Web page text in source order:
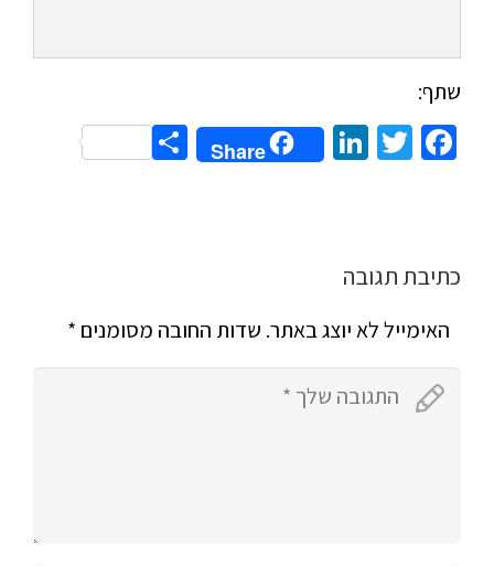
שתף:
Facebook
Twitter
LinkedIn
Share
Share
כתיבת תגובה
האימייל לא יוצג באתר. שדות החובה מסומנים *